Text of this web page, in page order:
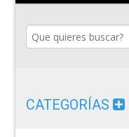
CATEGORÍAS